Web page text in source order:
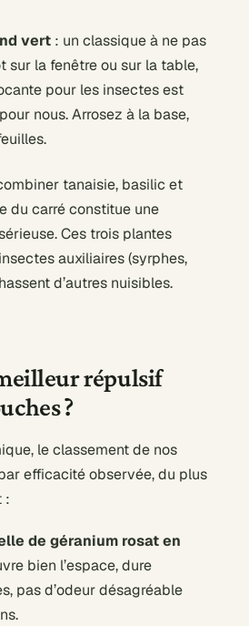
vert : un classique à ne pas
sur la fenêtre ou sur la table,
pour les insectes est
nous. Arrosez à la base,
tanaisie, basilic et
du carré constitue une
Ces trois plantes
auxiliaires (syrphes,
d’autres nuisibles.
répulsif
?
le classement de nos
efficacité observée, du plus
:
de géranium rosat en
bien l’espace, dure
pas d’odeur désagréable